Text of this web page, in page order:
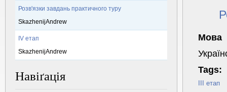
Розв'язки завдань практичного туру
SkazhenijAndrew
IV етап
SkazhenijAndrew
Навіґація
Мова
Tags:
III етап